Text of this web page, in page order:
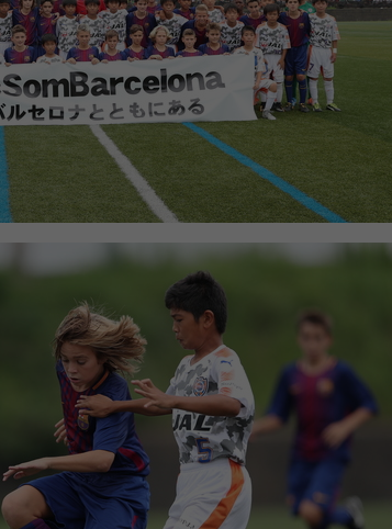
って書ける 毎日の食事＋α
キレキレ